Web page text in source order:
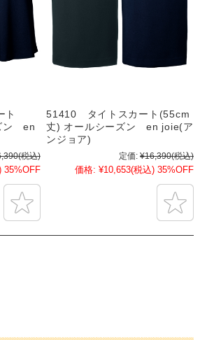
ト
ン en
(税込)
35%OFF
51410 タイトスカート(55cm
丈) オールシーズン en joie(ア
ンジョア)
定価: ¥16,390(税込)
価格: ¥10,653(税込) 35%OFF